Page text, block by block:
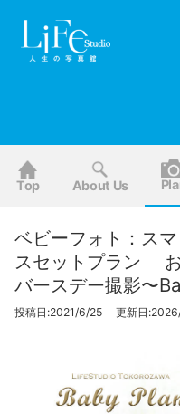
Top About Us
ベビーフォト：ス
スセットプラン お
バースデー撮影〜
投稿日:2021/6/25 更新日